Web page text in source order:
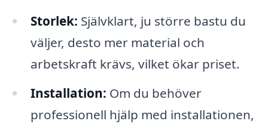
Storlek: Självklart, ju större bastu du
väljer, desto mer material och
arbetskraft krävs, vilket ökar priset.
Installation: Om du behöver
professionell hjälp med installationen,